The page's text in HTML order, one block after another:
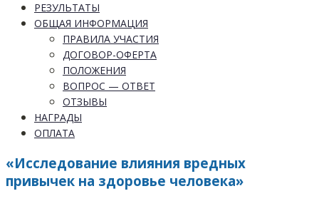
РЕЗУЛЬТАТЫ
ОБЩАЯ ИНФОРМАЦИЯ
ПРАВИЛА УЧАСТИЯ
ДОГОВОР-ОФЕРТА
ПОЛОЖЕНИЯ
ВОПРОС — ОТВЕТ
ОТЗЫВЫ
НАГРАДЫ
ОПЛАТА
«Исследование влияния вредных
привычек на здоровье человека»